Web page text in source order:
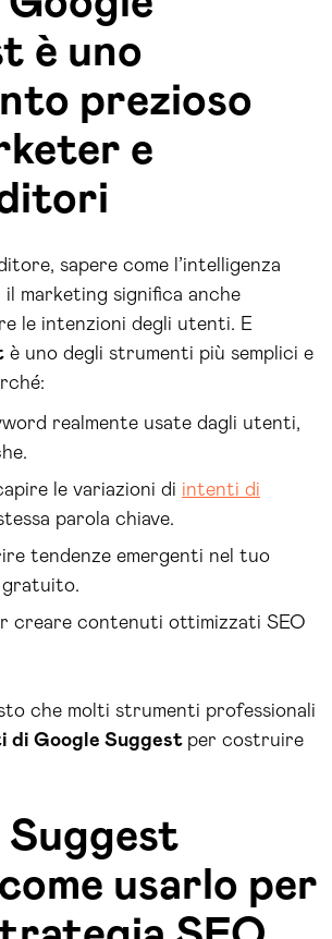
è uno
prezioso
e
sapere come l’intelligenza
marketing significa anche
le intenzioni degli utenti. E
è uno degli strumenti più semplici e
realmente usate dagli utenti,
le variazioni di intenti di
parola chiave.
tendenze emergenti nel tuo
gratuito.
creare contenuti ottimizzati SEO
che molti strumenti professionali
di Google Suggest per costruire
Suggest
usarlo per